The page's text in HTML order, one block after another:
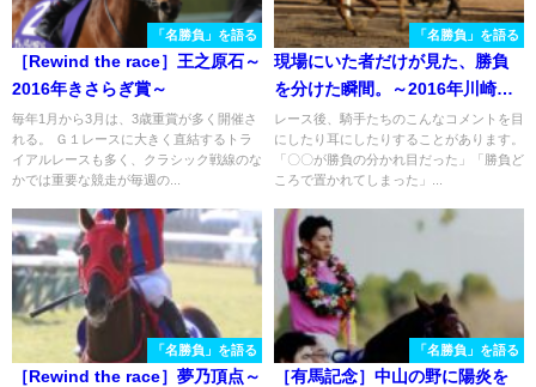
「名勝負」を語る
［Rewind the race］王之原石～
2016年きさらぎ賞～
毎年1月から3月は、3歳重賞が多く開催さ
れる。 Ｇ１レースに大きく直結するトラ
イアルレースも多く、クラシック戦線のな
かでは重要な競走が毎週の...
「名勝負」を語る
現場にいた者だけが見た、勝負
を分けた瞬間。～2016年川崎記
念～
レース後、騎手たちのこんなコメントを目
にしたり耳にしたりすることがあります。
「〇〇が勝負の分かれ目だった」「勝負ど
ころで置かれてしまった」...
「名勝負」を語る
［Rewind the race］夢乃頂点～
「名勝負」を語る
［有馬記念］中山の野に陽炎を